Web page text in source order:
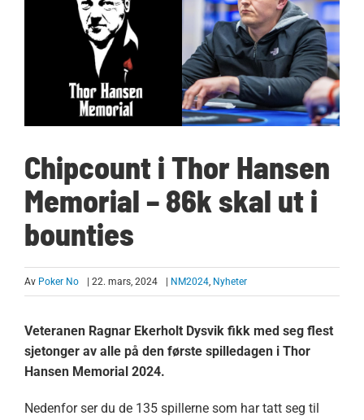
Chipcount i Thor Hansen
Memorial – 86k skal ut i
bounties
Av Poker No | 22. mars, 2024 NM2024, Nyheter
Veteranen Ragnar Ekerholt Dysvik fikk med seg flest
sjetonger av alle på den første spilledagen i Thor
Hansen Memorial 2024.
Nedenfor ser du de 135 spillerne som har tatt seg til